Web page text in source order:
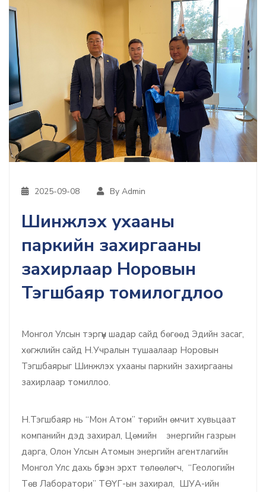
2025-09-08 By Admin
Шинжлэх ухааны
паркийн захиргааны
захирлаар Норовын
Тэгшбаяр томилогдлоо
Монгол Улсын тэргүүн шадар сайд бөгөөд Эдийн засаг,
хөгжлийн сайд Н.Учралын тушаалаар Норовын
Тэгшбаярыг Шинжлэх ухааны паркийн захиргааны
захирлаар томиллоо.
Н.Тэгшбаяр нь “Мон Атом” төрийн өмчит хувьцаат
компанийн дэд захирал, Цөмийн энергийн газрын
дарга, Олон Улсын Атомын энергийн агентлагийн
Монгол Улс дахь бүрэн эрхт төлөөлөгч, “Геологийн
Төв Лаборатори” ТӨҮГ-ын захирал, ШУА-ийн